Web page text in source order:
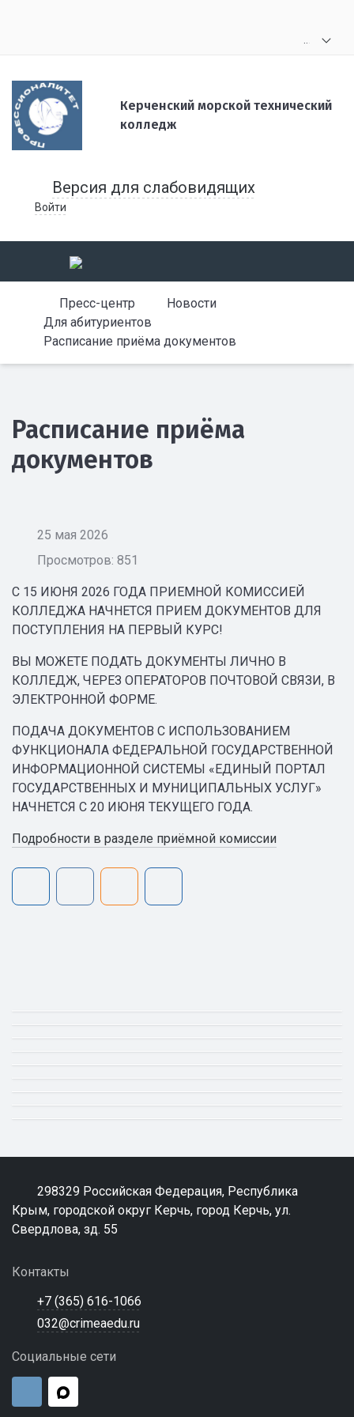
Керченский морской технический
колледж
Версия для слабовидящих
Войти
Пресс-центр
Новости
Для абитуриентов
Расписание приёма документов
Расписание приёма
документов
25 мая 2026
Просмотров: 851
С 15 ИЮНЯ 2026 ГОДА ПРИЕМНОЙ КОМИССИЕЙ
КОЛЛЕДЖА НАЧНЕТСЯ ПРИЕМ ДОКУМЕНТОВ ДЛЯ
ПОСТУПЛЕНИЯ НА ПЕРВЫЙ КУРС!
ВЫ МОЖЕТЕ ПОДАТЬ ДОКУМЕНТЫ ЛИЧНО В
КОЛЛЕДЖ, ЧЕРЕЗ ОПЕРАТОРОВ ПОЧТОВОЙ СВЯЗИ, В
ЭЛЕКТРОННОЙ ФОРМЕ.
ПОДАЧА ДОКУМЕНТОВ С ИСПОЛЬЗОВАНИЕМ
ФУНКЦИОНАЛА ФЕДЕРАЛЬНОЙ ГОСУДАРСТВЕННОЙ
ИНФОРМАЦИОННОЙ СИСТЕМЫ «ЕДИНЫЙ ПОРТАЛ
ГОСУДАРСТВЕННЫХ И МУНИЦИПАЛЬНЫХ УСЛУГ»
НАЧНЕТСЯ С 20 ИЮНЯ ТЕКУЩЕГО ГОДА.
Подробности в разделе приёмной комиссии
298329 Российская Федерация, Республика
Крым, городской округ Керчь, город Керчь, ул.
Свердлова, зд. 55
Контакты
+7 (365) 616-1066
032@crimeaedu.ru
Социальные сети